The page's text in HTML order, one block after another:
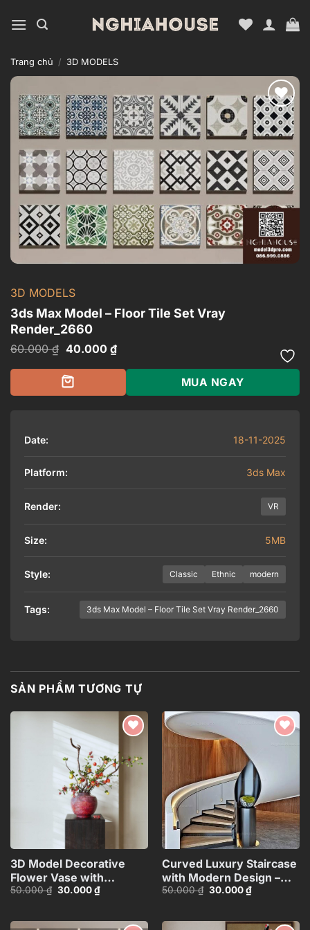
qua
dung
Trang chủ / 3D MODELS
Add to
wishlist
3D MODELS
3ds Max Model – Floor Tile Set Vray
Render_2660
60.000₫ Giá
là:
60.000 ₫.
40.000 ₫Giá
hiện
tại
40.000 ₫.
MUA NGAY
Date: 18-11-2025
Platform: 3ds Max
Render: VR
Size: 5MB
Style: Classic Ethnic modern
Tags: 3ds Max Model – Floor Tile Set Vray Render_2660
SẢN PHẨM TƯƠNG TỰ
Add to
wishlist
3D Model Decorative
Flower Vase with
Branches – 3ds
50.000₫ Giá
30.000₫Giá
hiện
30.000 ₫.
Curved Luxury Staircase
with Modern Design –
3ds Max
50.000₫ Giá
30.000₫Giá
hiện
30.000 ₫.